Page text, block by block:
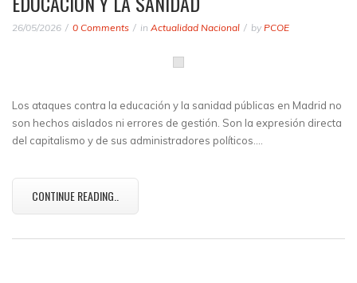
26/05/2026 0 Comments in Actualidad Nacional by PCOE
Los ataques contra la educación y la sanidad públicas en Madrid no
son hechos aislados ni errores de gestión. Son la expresión directa
del capitalismo y de sus administradores políticos.…
CONTINUE READING..